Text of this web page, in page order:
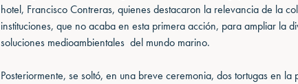
hotel, Francisco Contreras, quienes destacaron la relevancia de la
instituciones, que no acaba en esta primera acción, para ampliar la
soluciones medioambientales del mundo marino.
Posteriormente, se soltó, en una breve ceremonia, dos tortugas en